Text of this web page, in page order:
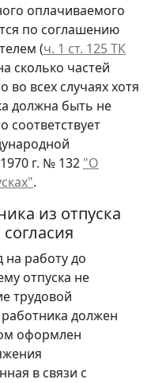
оплачиваемого
по соглашению
(ч. 1 ст. 125 ТК
сколько частей
во всех случаях хотя
должна быть не
соответствует
г. № 132 "О
.
из отпуска
на работу до
отпуска не
трудовой
должен
оформлен
в связи с